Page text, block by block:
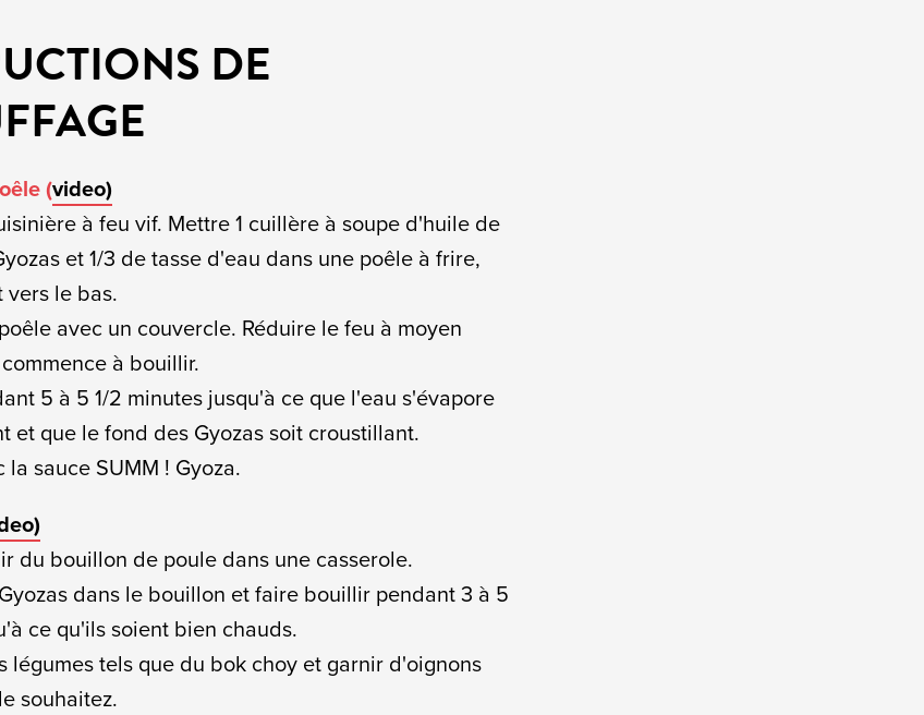
DE
(video)
à feu vif. Mettre 1 cuillère à soupe d'huile de
et 1/3 de tasse d'eau dans une poêle à frire,
vers le bas.
avec un couvercle. Réduire le feu à moyen
à bouillir.
5 à 5 1/2 minutes jusqu'à ce que l'eau s'évapore
et que le fond des Gyozas soit croustillant.
sauce SUMM ! Gyoza.
du bouillon de poule dans une casserole.
dans le bouillon et faire bouillir pendant 3 à 5
ce qu'ils soient bien chauds.
légumes tels que du bok choy et garnir d'oignons
souhaitez.